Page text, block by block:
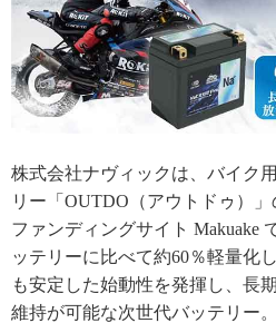
株式会社ナヴィックは、バイク
リー「OUTDO（アウトドゥ）
ファンディングサイト Makuake
ッテリーに比べて約60％軽量化
も安定した始動性を発揮し、長
維持が可能な次世代バッテリー